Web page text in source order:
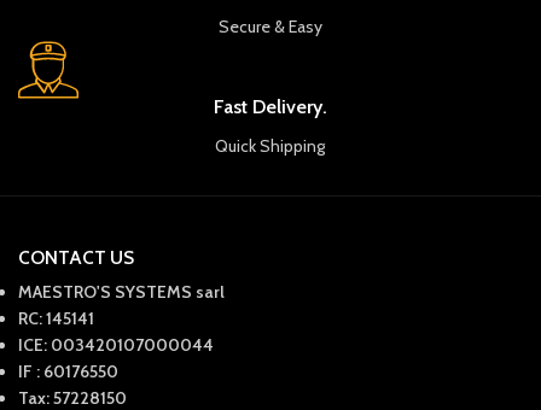
Secure & Easy
Fast Delivery.
Quick Shipping
CONTACT US
MAESTRO'S SYSTEMS sarl
RC: 145141
ICE: 003420107000044
IF : 60176550
Tax: 57228150